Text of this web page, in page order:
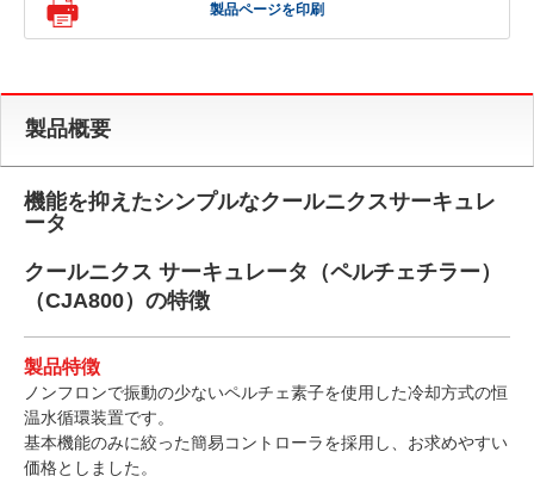
製品ページを印刷
製品概要
機能を抑えたシンプルなクールニクスサーキュレ
ータ
クールニクス サーキュレータ（ペルチェチラー）
（CJA800）の特徴
製品特徴
ノンフロンで振動の少ないペルチェ素子を使用した冷却方式の恒
温水循環装置です。
基本機能のみに絞った簡易コントローラを採用し、お求めやすい
価格としました。